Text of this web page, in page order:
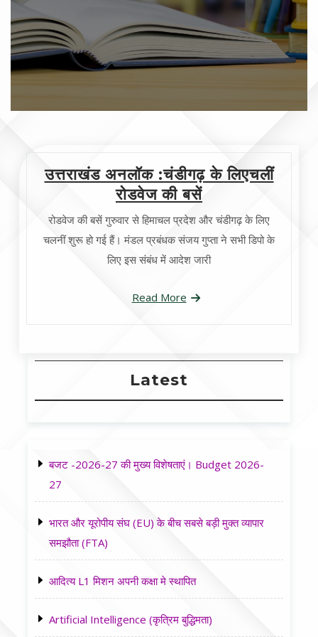
उत्तराखंड अनलॉक :चंडीगढ़ के लिएचलीं
रोडवेज की बसें
रोडवेज की बसें गुरुवार से हिमाचल प्रदेश और चंडीगढ़ के लिए
चलनीं शुरू हो गई हैं। मंडल प्रबंधक संजय गुप्ता ने सभी डिपो के
लिए इस संबंध में आदेश जारी
Read More
Latest
बजट -2026-27 की मुख्य विशेषताएं। Budget 2026-
27
भारत और यूरोपीय संघ (EU) के बीच सबसे बड़ी मुक्त व्यापार
समझौता (FTA)
आदित्य L1 मिशन अपनी कक्षा मे स्थापित
Artificial Intelligence (कृत्रिम बुद्धिमता)